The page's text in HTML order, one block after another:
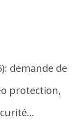
demande de
protection,